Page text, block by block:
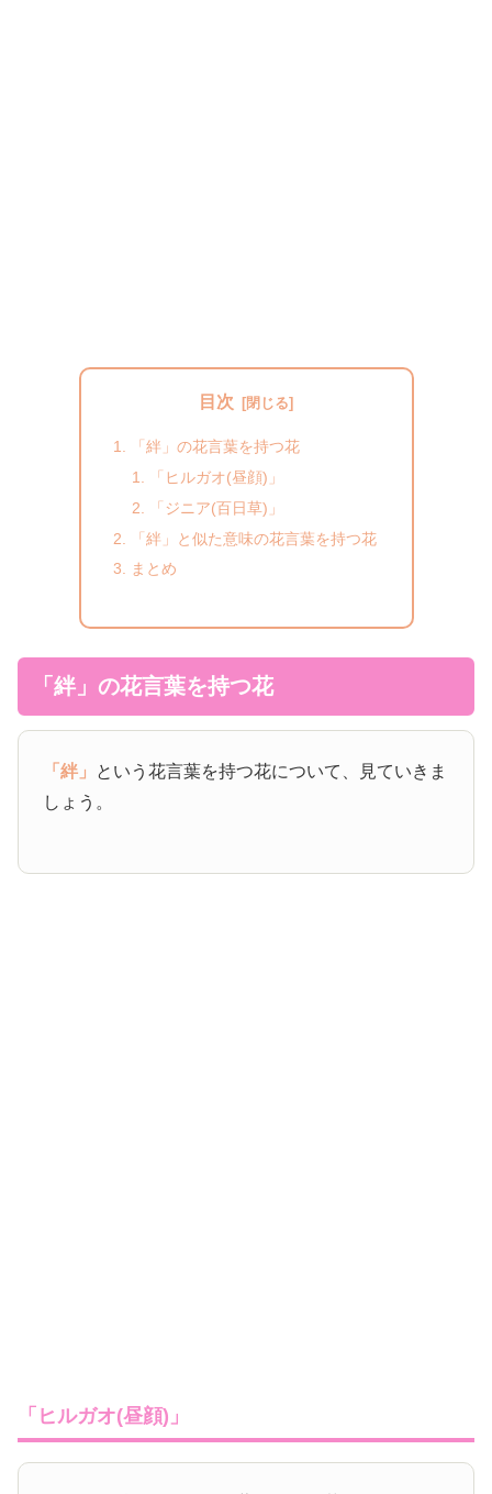
目次
「絆」の花言葉を持つ花
「ヒルガオ(昼顔)」
「ジニア(百日草)」
「絆」と似た意味の花言葉を持つ花
まとめ
「絆」の花言葉を持つ花
「絆」 という花言葉を持つ花について、見ていきま
しょう。
「ヒルガオ(昼顔)」